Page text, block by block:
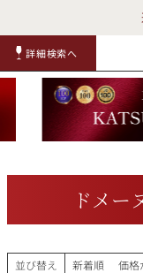
詳細検索へ
白ワイ
ン
TOP
ドメー
並び替え 新着順 価格